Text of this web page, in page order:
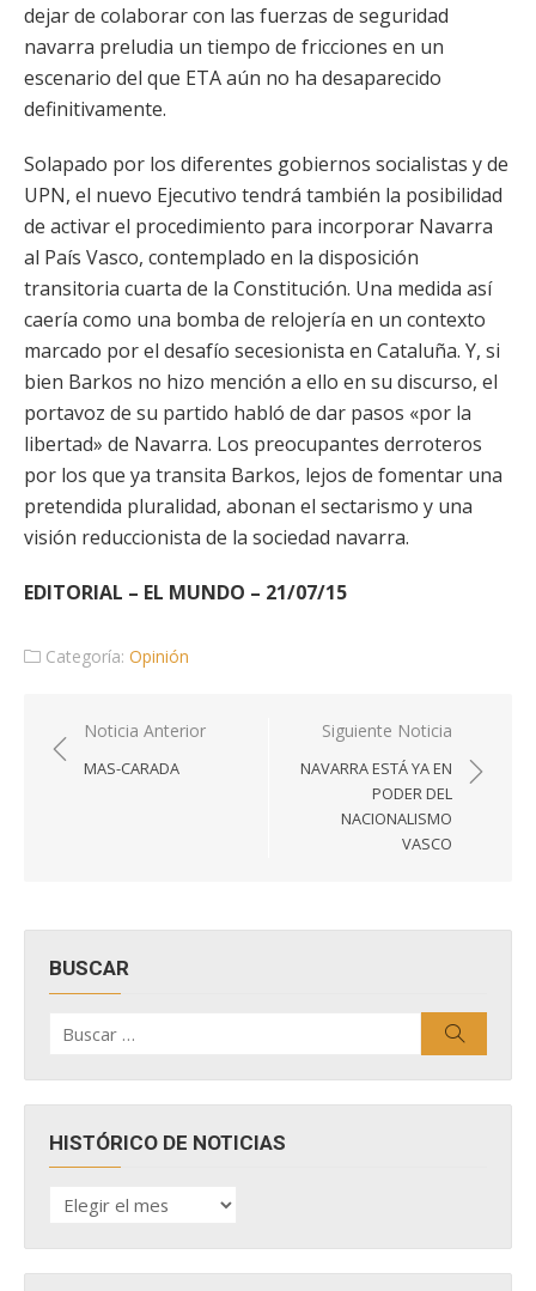
dejar de colaborar con las fuerzas de seguridad
navarra preludia un tiempo de fricciones en un
escenario del que ETA aún no ha desaparecido
definitivamente.
Solapado por los diferentes gobiernos socialistas y de
UPN, el nuevo Ejecutivo tendrá también la posibilidad
de activar el procedimiento para incorporar Navarra
al País Vasco, contemplado en la disposición
transitoria cuarta de la Constitución. Una medida así
caería como una bomba de relojería en un contexto
marcado por el desafío secesionista en Cataluña. Y, si
bien Barkos no hizo mención a ello en su discurso, el
portavoz de su partido habló de dar pasos «por la
libertad» de Navarra. Los preocupantes derroteros
por los que ya transita Barkos, lejos de fomentar una
pretendida pluralidad, abonan el sectarismo y una
visión reduccionista de la sociedad navarra.
EDITORIAL – EL MUNDO – 21/07/15
Categoría: Opinión
Navegación
de
Noticia Anterior
MAS-CARADA
Siguiente Noticia
NAVARRA ESTÁ YA EN
PODER DEL
NACIONALISMO
VASCO
BUSCAR
por:
HISTÓRICO DE NOTICIAS
HISTÓRICO
DE